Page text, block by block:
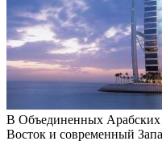
В Объединенных Арабских
Восток и современный